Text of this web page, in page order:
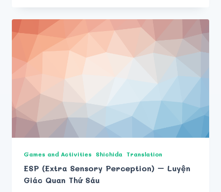
Games and Activities Shichida Translation
ESP (Extra Sensory Perception) – Luyện
Giác Quan Thứ Sáu